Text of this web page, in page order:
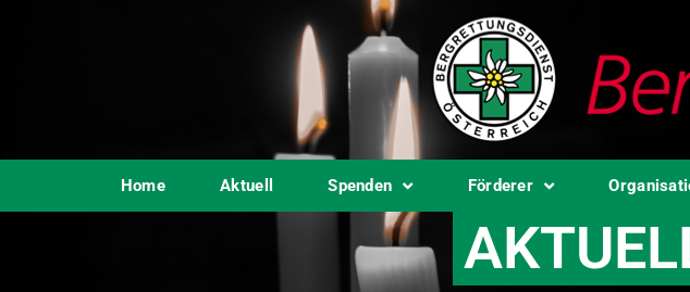
Home Aktuell Spenden Förderer